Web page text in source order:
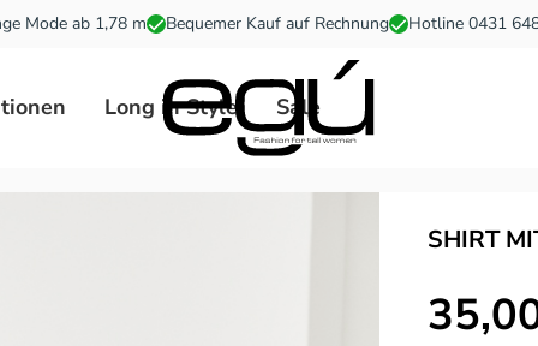
Mode ab 1,78 m Bequemer Kauf auf Rechnung Hotline 0431
Long in Style Sale
SHIRT